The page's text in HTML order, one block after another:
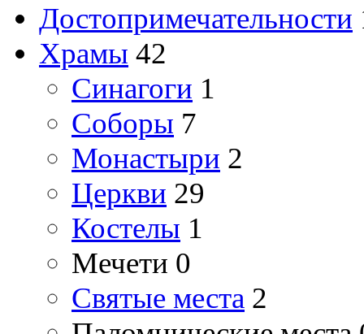
Достопримечательности
Храмы 42
Cинагоги 1
Соборы 7
Монастыри 2
Церкви 29
Костелы 1
Мечети 0
Святые места 2